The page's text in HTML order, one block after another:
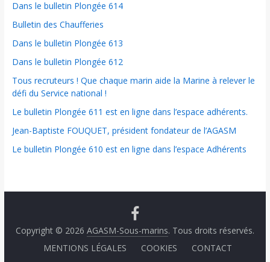
Dans le bulletin Plongée 614
Bulletin des Chaufferies
Dans le bulletin Plongée 613
Dans le bulletin Plongée 612
Tous recruteurs ! Que chaque marin aide la Marine à relever le
défi du Service national !
Le bulletin Plongée 611 est en ligne dans l’espace adhérents.
Jean-Baptiste FOUQUET, président fondateur de l’AGASM
Le bulletin Plongée 610 est en ligne dans l’espace Adhérents
Copyright © 2026 AGASM-Sous-marins. Tous droits réservés.
MENTIONS LÉGALES
COOKIES CONTACT